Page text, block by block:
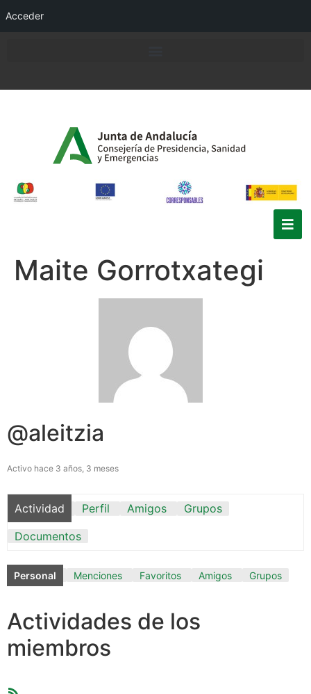
Acceder
Maite Gorrotxategi
@aleitzia
Activo hace 3 años, 3 meses
Actividad Perfil Amigos
Grupos
Documentos
Personal Menciones Favoritos Amigos Grupos
Actividades de los
miembros